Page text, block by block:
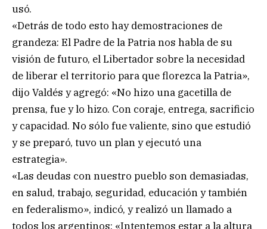
usó.
«Detrás de todo esto hay demostraciones de
grandeza: El Padre de la Patria nos habla de su
visión de futuro, el Libertador sobre la necesidad
de liberar el territorio para que florezca la Patria»,
dijo Valdés y agregó: «No hizo una gacetilla de
prensa, fue y lo hizo. Con coraje, entrega, sacrificio
y capacidad. No sólo fue valiente, sino que estudió
y se preparó, tuvo un plan y ejecutó una
estrategia».
«Las deudas con nuestro pueblo son demasiadas,
en salud, trabajo, seguridad, educación y también
en federalismo», indicó, y realizó un llamado a
todos los argentinos: «Intentemos estar a la altura